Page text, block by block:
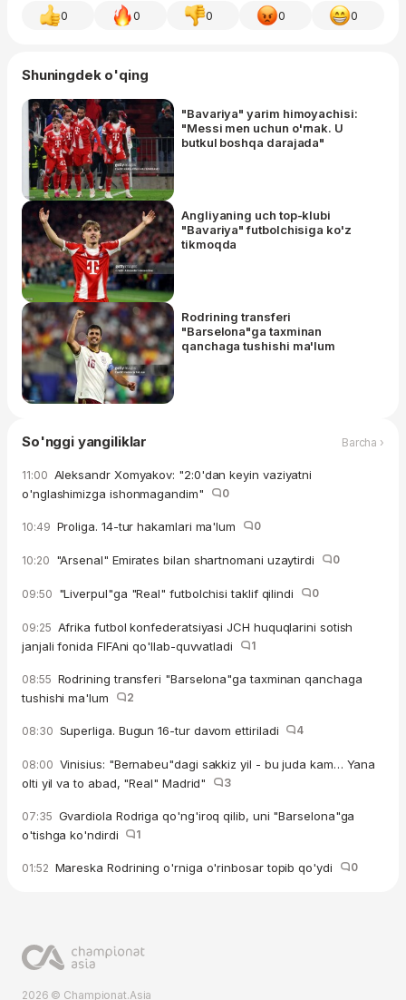
0 0 0 0 0
Shuningdek o'qing
"Bavariya" yarim himoyachisi:
"Messi men uchun o'rnak. U
butkul boshqa darajada"
Angliyaning uch top-klubi
"Bavariya" futbolchisiga ko'z
tikmoqda
Rodrining transferi
"Barselona"ga taxminan
qanchaga tushishi ma'lum
So'nggi yangiliklar Barcha ›
11:00 Aleksandr Xomyakov: "2:0'dan keyin vaziyatni
o'nglashimizga ishonmagandim"
0
10:49 Proliga. 14-tur hakamlari ma'lum 0
10:20 "Arsenal" Emirates bilan shartnomani uzaytirdi 0
09:50 "Liverpul"ga "Real" futbolchisi taklif qilindi 0
09:25 Afrika futbol konfederatsiyasi JCH huquqlarini sotish
janjali fonida FIFAni qo'llab-quvvatladi
1
08:55 Rodrining transferi "Barselona"ga taxminan qanchaga
tushishi ma'lum
2
08:30 Superliga. Bugun 16-tur davom ettiriladi 4
08:00 Vinisius: "Bernabeu"dagi sakkiz yil - bu juda kam… Yana
olti yil va to abad, "Real" Madrid"
3
07:35 Gvardiola Rodriga qo'ng'iroq qilib, uni "Barselona"ga
o'tishga ko'ndirdi
1
01:52 Mareska Rodrining o'rniga o'rinbosar topib qo'ydi 0
2026 © Championat.Asia